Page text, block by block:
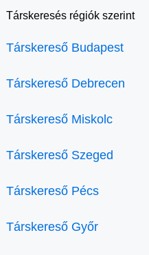
Társkeresés régiók szerint
Társkereső Budapest
Társkereső Debrecen
Társkereső Miskolc
Társkereső Szeged
Társkereső Pécs
Társkereső Győr